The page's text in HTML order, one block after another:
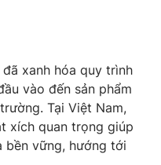
xanh hóa quy trình
vào đến sản phẩm
Tại Việt Nam,
xích quan trọng giúp
bền vững, hướng tới